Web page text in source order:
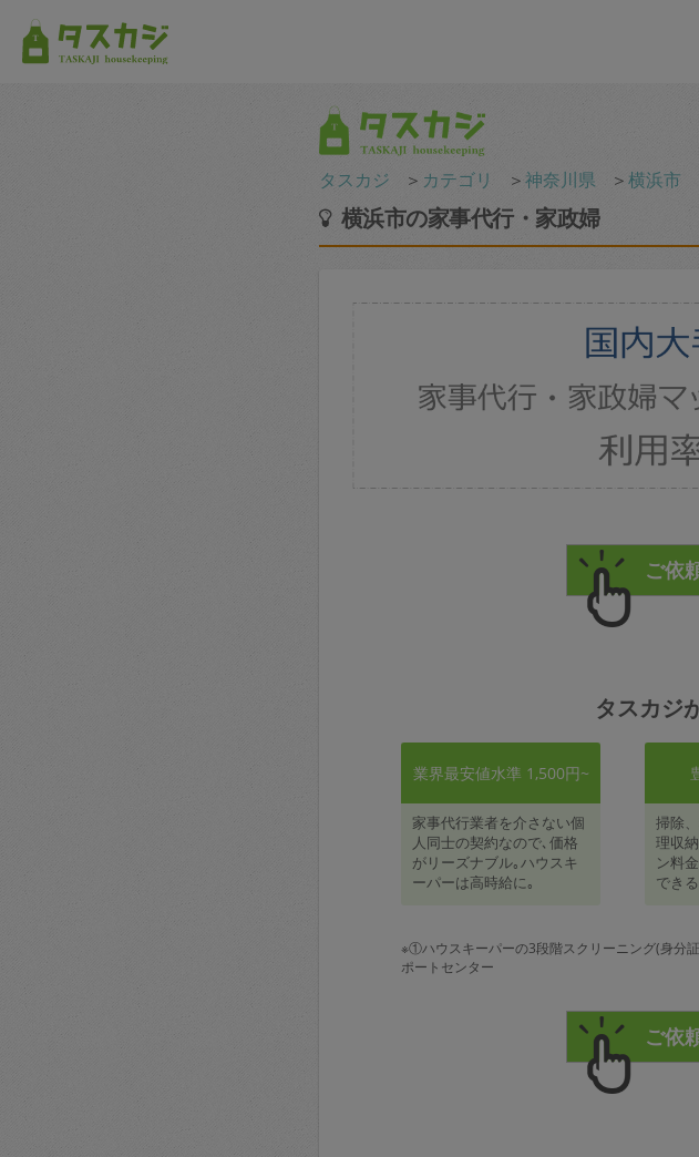
タスカジ ＞ カテゴリ ＞神奈川県 ＞横浜市
横浜市の家事代行・家政婦
タスカジ
業界最安値水準 1,500円~
家事代行業者を介さない個
人同士の契約なので､価格
がリーズナブル｡ハウスキ
ーパーは高時給に｡
掃除
理収
ン料
できる
※①ハウスキーパーの3段階スクリーニング(身分
ポートセンター